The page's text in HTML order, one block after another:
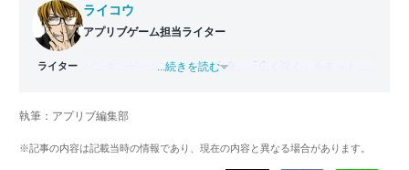
ライター
ライコウ
アプリブゲーム担当ライター
バンタンゲームアカデミー 出身。「広く深く」をモットー
ゲームだけでも1,000本以上。ゲーム開発者を目指した経験
くして面白さを引き出し、人々に伝えるためゲームライタ
...続きを読む
執筆：アプリブ編集部
※記事の内容は記載当時の情報であり、現在の内容と異なる場合があります。